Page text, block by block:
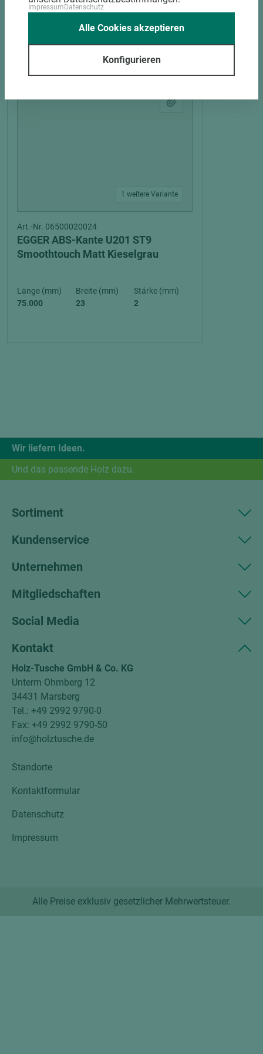
PASSENDES ZUBEHÖR
1 weitere Variante
Art.-Nr. 06500020024
EGGER ABS-Kante U201 ST9
Smoothtouch Matt Kieselgrau
Länge (mm)
75.000
Breite (mm)
23
Stärke (mm)
2
Wir liefern Ideen.
Und das passende Holz dazu.
Sortiment
Kundenservice
Unternehmen
Mitgliedschaften
Social Media
Kontakt
Holz-Tusche GmbH & Co. KG
Unterm Ohmberg 12
34431 Marsberg
Tel.: +49 2992 9790-0
Fax: +49 2992 9790-50
info@holztusche.de
Standorte
Kontaktformular
Datenschutz
Impressum
Alle Preise exklusiv gesetzlicher Mehrwertsteuer.
ImpressumDatenschutz
Konfigurieren
Alle Cookies akzeptieren